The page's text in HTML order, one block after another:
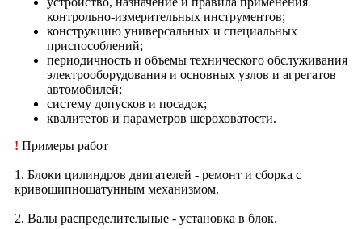
контрольно-измерительных инструментов;
конструкцию универсальных и специальных
приспособлений;
периодичность и объемы технического обслуживания
электрооборудования и основных узлов и агрегатов
автомобилей;
систему допусков и посадок;
квалитетов и параметров шероховатости.
! Примеры работ
1. Блоки цилиндров двигателей - ремонт и сборка с
кривошипношатунным механизмом.
2. Валы распределительные - установка в блок.